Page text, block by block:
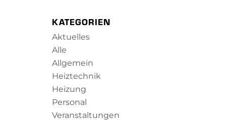
KATEGORIEN
Aktuelles
Alle
Allgemein
Heiztechnik
Heizung
Personal
Veranstaltungen